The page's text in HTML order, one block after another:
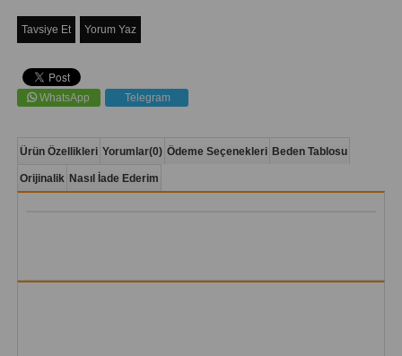
Tavsiye Et Yorum Yaz
WhatsApp Telegram
Ürün Özellikleri Yorumlar(0) Ödeme Seçenekleri Beden Tablosu
Orijinalik Nasıl İade Ederim